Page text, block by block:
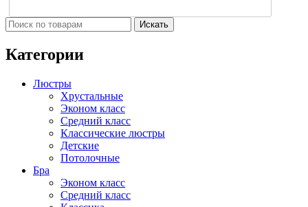
Искать
Категории
Люстры
Хрустальные
Эконом класс
Средний класс
Классические люстры
Детские
Потолочные
Бра
Эконом класс
Средний класс